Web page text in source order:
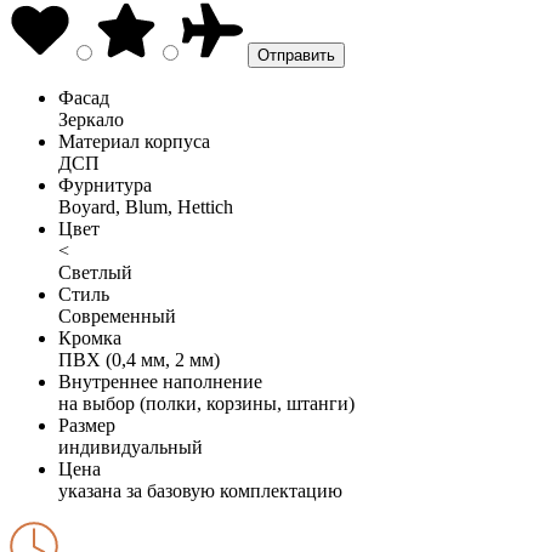
Фасад
Зеркало
Материал корпуса
ДСП
Фурнитура
Boyard, Blum, Hettich
Цвет
<
Светлый
Стиль
Современный
Кромка
ПВХ (0,4 мм, 2 мм)
Внутреннее наполнение
на выбор (полки, корзины, штанги)
Размер
индивидуальный
Цена
указана за базовую комплектацию